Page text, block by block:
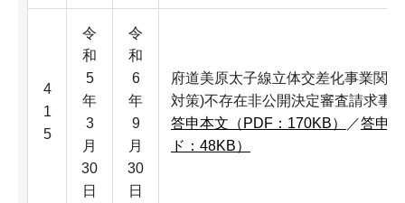
4
1
5
令
和
5
年
3
月
30
日
令
和
6
年
9
月
30
日
府道美原太子線立体交差化事業関
対策)不存在非公開決定審査請求事
答申本文（PDF：170KB）
／答申
ド：48KB）